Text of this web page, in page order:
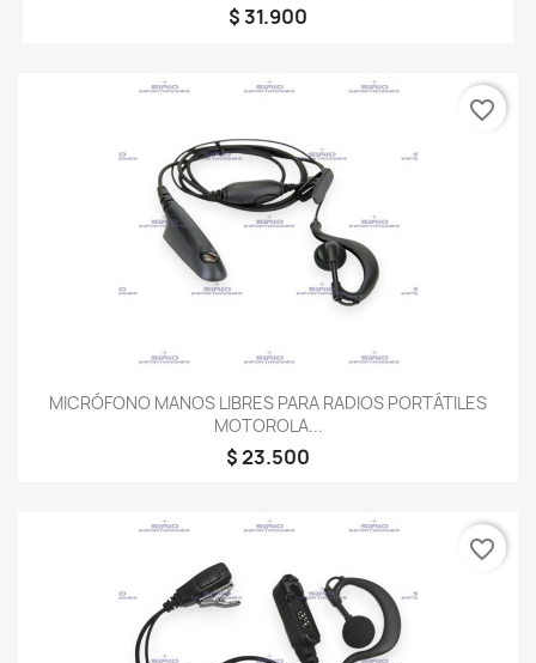
$ 31.900
MICRÓFONO MANOS LIBRES PARA RADIOS PORTÁTILES
MOTOROLA...
$ 23.500
favorite_border
favorite_border